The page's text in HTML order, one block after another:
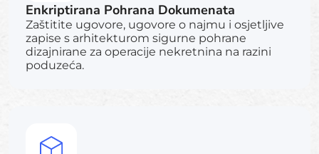
Enkriptirana Pohrana Dokumenata
Zaštitite ugovore, ugovore o najmu i osjetljive
zapise s arhitekturom sigurne pohrane
dizajnirane za operacije nekretnina na razini
poduzeća.